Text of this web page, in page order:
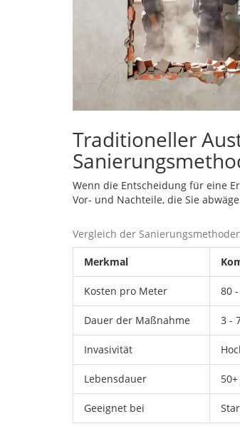
Traditioneller
Wenn die Entscheidung für eine
Vor- und Nachteile, die Sie
Vergleich der
Merkmal
Kosten pro Meter 80
Dauer der Maßnahme 3 -
Invasivität
Lebensdauer
Geeignet bei